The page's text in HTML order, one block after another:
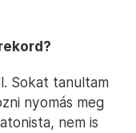
Sokat tanultam
nyomás meg
nem is